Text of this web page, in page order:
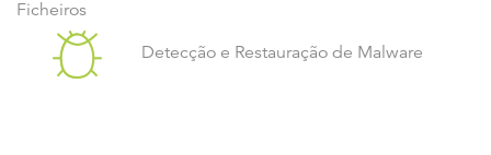
Ficheiros
Detecção e Restauração de Malware